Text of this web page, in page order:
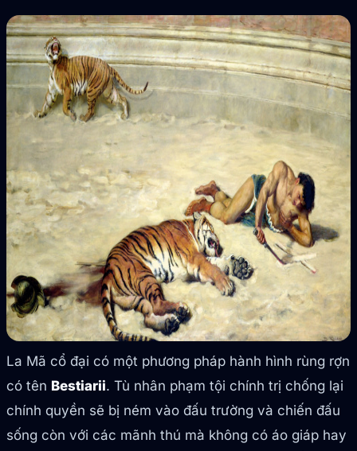
La Mã cổ đại có một phương pháp hành hình rùng rợn
có tên Bestiarii. Tù nhân phạm tội chính trị chống lại
chính quyền sẽ bị ném vào đấu trường và chiến đấu
sống còn với các mãnh thú mà không có áo giáp hay